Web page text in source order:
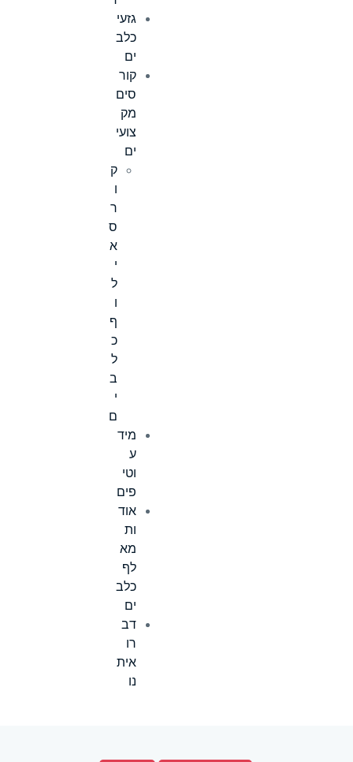
גזעי
כלב
ים
קור
סים
מק
צועי
ים
ק
ו
ר
ס
א
י
ל
ו
ף
כ
ל
ב
י
ם
מיד
ע
וטי
פים
אוד
ות
מא
לף
כלב
ים
דב
רו
אית
נו